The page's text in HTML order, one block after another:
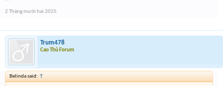
2 Tháng mười hai 2025
Trum478
Cao Thủ Forum
Belinda said: ↑